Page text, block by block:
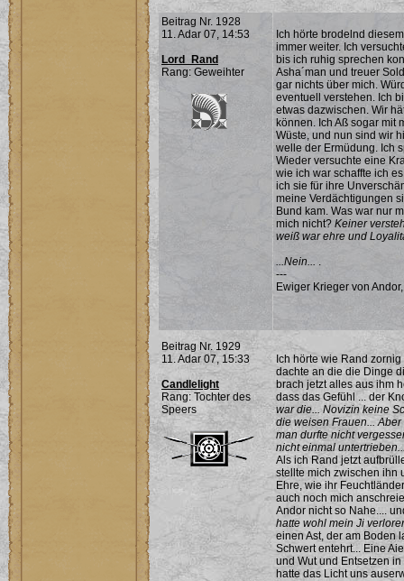
Beitrag Nr. 1928
11. Adar 07, 14:53
Lord_Rand
Rang: Geweihter
Ich hörte brodelnd
immer weiter. Ich
bis ich ruhig sprechen
Asha´man und treuer
gar nichts über mich.
eventuell verstehen. Ich
etwas dazwischen. Wir
können. Ich Aß sogar mit
Wüste, und nun sind wir
welle der Ermüdung. Ich
Wieder versuchte eine
wie ich war schaffte ich
ich sie für ihre
meine Verdächtigungen
Bund kam. Was war nur
mich nicht? Keiner
weiß war ehre und
...Nein... .
---
Ewiger Krieger von
Beitrag Nr. 1929
11. Adar 07, 15:33
Candlelight
Rang: Tochter des
Speers
Ich hörte wie Rand
dachte an die die Dinge
brach jetzt alles aus ihm
dass das Gefühl ... der
war die... Novizin keine
die weisen Frauen...
man durfte nicht
nicht einmal
Als ich Rand jetzt
stellte mich zwischen ihn
Ehre, wie ihr
auch noch mich
Andor nicht so Nahe....
hatte wohl mein Ji
einen Ast, der am Boden
Schwert entehrt... Eine
und Wut und Entsetzen
hatte das Licht uns